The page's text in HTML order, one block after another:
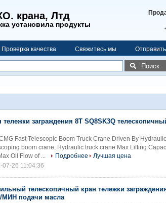
крана, Лтд
установила продукты
Проверка качества Свяжитесь мы
Поиск
тележки заграждения 8T SQ8SK3Q
Fast Telescopic Boom Truck Crane Driven By
boom crane, Hydraulic truck crane Max Lifting
Oil Flow of ...
Подробнее
Лучшая цена
07-26 11:04:36
телескопичный кран тележки
МИН подачи масла